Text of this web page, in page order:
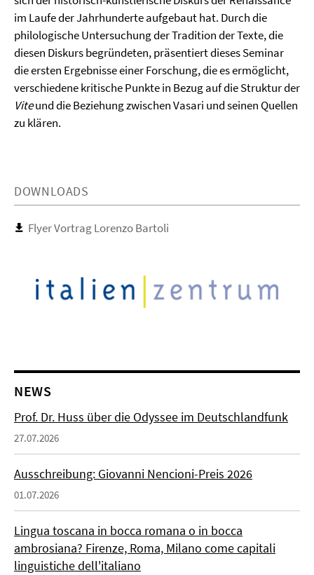
im Laufe der Jahrhunderte aufgebaut hat. Durch die
philologische Untersuchung der Tradition der Texte, die
diesen Diskurs begründeten, präsentiert dieses Seminar
die ersten Ergebnisse einer Forschung, die es ermöglicht,
verschiedene kritische Punkte in Bezug auf die Struktur der
Viteund die Beziehung zwischen Vasari und seinen Quellen
zu klären.
DOWNLOADS
Flyer Vortrag Lorenzo Bartoli
NEWS
Prof. Dr. Huss über die Odyssee im Deutschlandfunk
27.07.2026
Ausschreibung: Giovanni Nencioni-Preis 2026
01.07.2026
Lingua toscana in bocca romana o in bocca
ambrosiana? Firenze, Roma, Milano come capitali
linguistiche dell'italiano